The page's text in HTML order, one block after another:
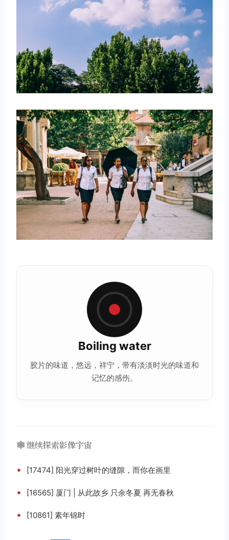
Boiling water
胶片的味道，悠远，祥宁，带有淡淡时光的味道和
记忆的感伤。
🕸️ 继续探索影像宇宙
• [17474] 阳光穿过树叶的缝隙，而你在画里
• [16565] 厦门 | 从此故乡 只余冬夏 再无春秋
• [10861] 素年锦时
搜索